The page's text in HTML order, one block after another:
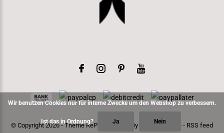
© Copyright2026- Theme RePos - Theme By DMWSx Plus+ - RSS feed
Wir benutzen Cookies nur für interne Zwecke um den Webshop zu verbessern.
Ist das in Ordnung? Ja Nein